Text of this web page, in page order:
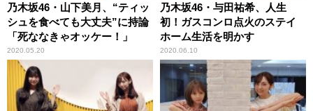
乃木坂46・山下美月、“ティッ
シュを食べても大丈夫”に持論
「死ななきゃオッケー！」
2020.05.20
乃木坂46・与田祐希、人生
初！ガスコンロ点火のステイ
ホーム生活を明かす
2020.06.10